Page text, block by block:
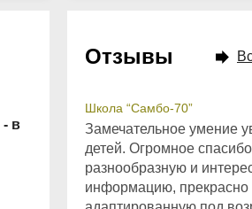
в
Отзывы
Школа “Самбо-70”
Замечательное умение
детей. Огромное
разнообразную и
информацию, прекрасно